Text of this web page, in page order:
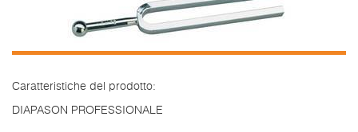
Caratteristiche del prodotto:
DIAPASON PROFESSIONALE